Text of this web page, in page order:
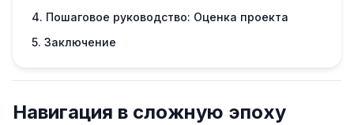
4. Пошаговое руководство: Оценка проекта
5. Заключение
Навигация в сложную эпоху